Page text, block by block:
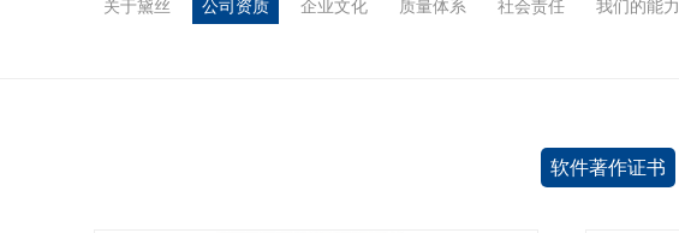
关于黛丝 公司资质 企业文化 质量体系 社会责任 我们的能力
软件著作证书